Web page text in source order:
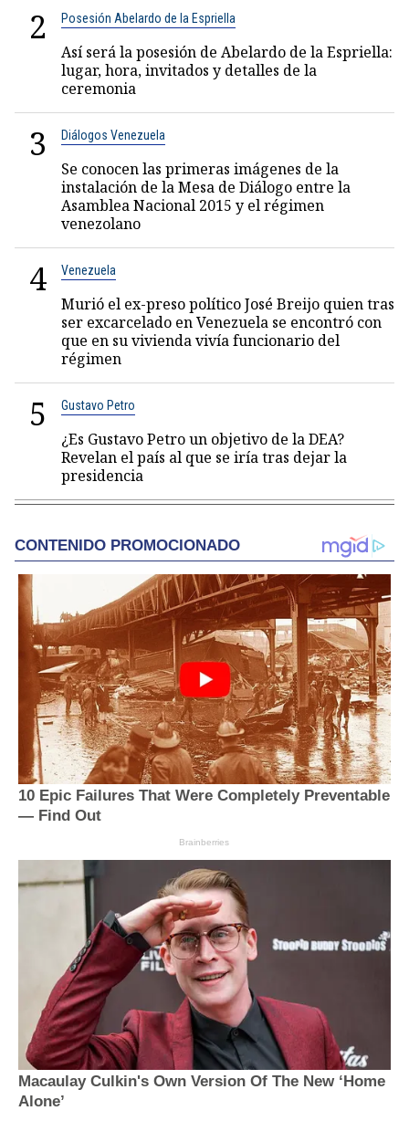
2 Posesión Abelardo de la Espriella
Así será la posesión de Abelardo de la Espriella:
lugar, hora, invitados y detalles de la
ceremonia
3 Diálogos Venezuela
Se conocen las primeras imágenes de la
instalación de la Mesa de Diálogo entre la
Asamblea Nacional 2015 y el régimen
venezolano
4 Venezuela
Murió el ex-preso político José Breijo quien tras
ser excarcelado en Venezuela se encontró con
que en su vivienda vivía funcionario del
régimen
5 Gustavo Petro
¿Es Gustavo Petro un objetivo de la DEA?
Revelan el país al que se iría tras dejar la
presidencia